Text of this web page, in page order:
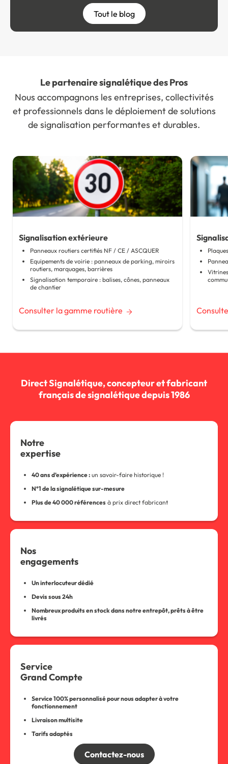
Tout le blog
Le partenaire signalétique des Pros
Nous accompagnons les entreprises, collectivités
et professionnels dans le déploiement de solutions
de signalisation performantes et durables.
Signalisation extérieure
Panneaux routiers certifiés NF / CE / ASCQUER
Equipements de voirie : panneaux de parking, miroirs
routiers, marquages, barrières
Signalisation temporaire : balises, cônes, panneaux
de chantier
Consulter la gamme routière
Direct Signalétique, concepteur et fabricant
français de signalétique depuis 1986
Notre
expertise
40 ans d’expérience : un savoir-faire historique !
N°1 de la signalétique sur-mesure
Plus de 40 000 références à prix direct fabricant
Nos
engagements
Un interlocuteur dédié
Devis sous 24h
Nombreux produits en stock dans notre entrepôt, prêts à être
livrés
Service
Grand Compte
Service 100% personnalisé pour nous adapter à votre
fonctionnement
Livraison multisite
Tarifs adaptés
Contactez-nous